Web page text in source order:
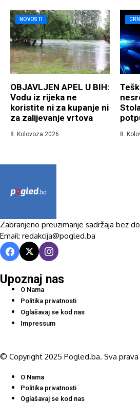
NOVOSTI
OBJAVLJEN APEL U BIH:
Vodu iz rijeka ne
koristite ni za kupanje ni
za zalijevanje vrtova
8. Kolovoza 2026. 8.
Zabranjeno preuzimanje sadržaja bez
Email: redakcija@pogled.ba
Upoznaj nas
O Nama
Politika privatnosti
Oglašavaj se kod nas
Impressum
© Copyright 2025 Pogled.ba. Sva prava
O Nama
Politika privatnosti
Oglašavaj se kod nas